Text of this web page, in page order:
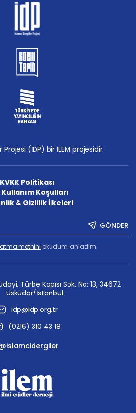
Projesi (İDP) bir İLEM projesidir.
KVKK Politikası
Koşulları
& Gizlilik İlkeleri
GÖNDER
metnini okudum, anladım.
Türbe Kapısı Sok. No: 13, 34672
Üsküdar/İstanbul
idp@idp.org.tr
(0216) 310 43 18
@islamcidergiler